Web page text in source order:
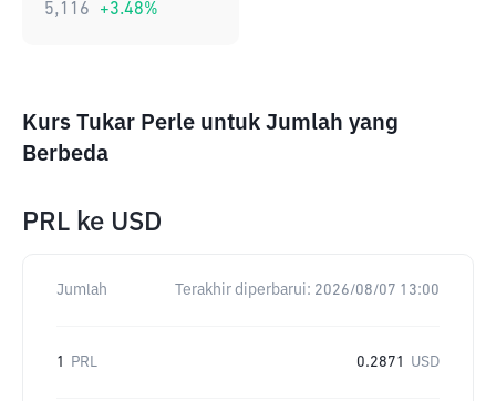
5,116 +3.48%
Kurs Tukar Perle untuk Jumlah yang
Berbeda
PRL ke USD
Jumlah Terakhir diperbarui: 2026/08/07 13:00
1 PRL 0.2871 USD